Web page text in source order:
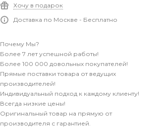
Хочу в подарок
Доставка по Москве - Бесплатно
Почему Мы?
Более 7 лет успешной работы!
Более 100 000 довольных покупателей!
Прямые поставки товара от ведущих
производителей!
Индивидуальный подход к каждому клиенту!
Всегда низкие цены!
Оригинальный товар на прямую от
производителя с гарантией.